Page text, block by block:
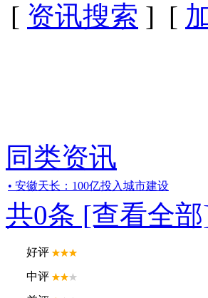
[ 资讯搜索 ] [
同类资讯
• 安徽天长：100亿投入城市建设
共0条 [查看全